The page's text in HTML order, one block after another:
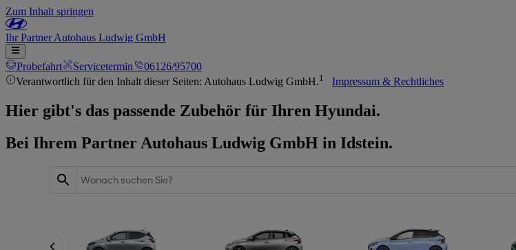
Zum Inhalt springen
IhrPartnerAutohaus Ludwig GmbH
Probefahrt Servicetermin
06126/95700
Verantwortlich für den Inhalt dieser Seiten: Autohaus Ludwig GmbH.1 Impressum & Rechtliches
Hier gibt's das passende Zubehör für Ihren Hyundai.
Bei Ihrem Partner Autohaus Ludwig GmbH in Idstein.